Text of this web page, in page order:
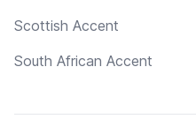
Scottish Accent
South African Accent